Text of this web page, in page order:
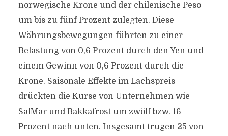
norwegische Krone und der chilenische Peso
um bis zu fünf Prozent zulegten. Diese
Währungsbewegungen führten zu einer
Belastung von 0,6 Prozent durch den Yen und
einem Gewinn von 0,6 Prozent durch die
Krone. Saisonale Effekte im Lachspreis
drückten die Kurse von Unternehmen wie
SalMar und Bakkafrost um zwölf bzw. 16
Prozent nach unten. Insgesamt trugen 25 von